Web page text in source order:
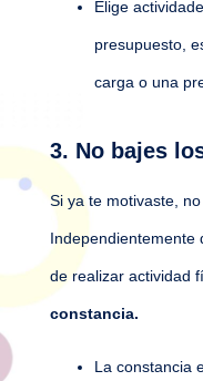
Elige
presupuesto,
carga o una
3. No bajes
Si ya te motivaste,
Independientemente
de realizar actividad
constancia.
La constancia